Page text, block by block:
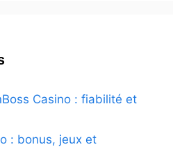
Casino : fiabilité et
: bonus, jeux et